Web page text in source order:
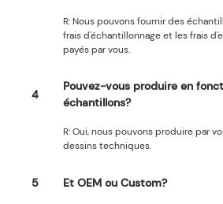
R: Nous pouvons fournir des
frais d'échantillonnage et les frais
payés par vous.
4
Pouvez-vous produire en
échantillons?
R: Oui, nous pouvons produire par
dessins techniques.
5 Et OEM ou Custom?